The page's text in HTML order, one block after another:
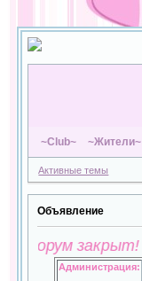
~Club~ ~Жители~
Активные темы
Объявление
Форум закрыт!
Администрация: